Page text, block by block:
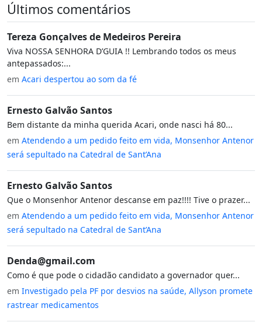
Últimos comentários
Tereza Gonçalves de Medeiros Pereira
Viva NOSSA SENHORA D’GUIA !! Lembrando todos os meus
antepassados:...
em Acari despertou ao som da fé
Ernesto Galvão Santos
Bem distante da minha querida Acari, onde nasci há 80...
em Atendendo a um pedido feito em vida, Monsenhor Antenor
será sepultado na Catedral de Sant’Ana
Ernesto Galvão Santos
Que o Monsenhor Antenor descanse em paz!!!! Tive o prazer...
em Atendendo a um pedido feito em vida, Monsenhor Antenor
será sepultado na Catedral de Sant’Ana
Denda@gmail.com
Como é que pode o cidadão candidato a governador quer...
em Investigado pela PF por desvios na saúde, Allyson promete
rastrear medicamentos